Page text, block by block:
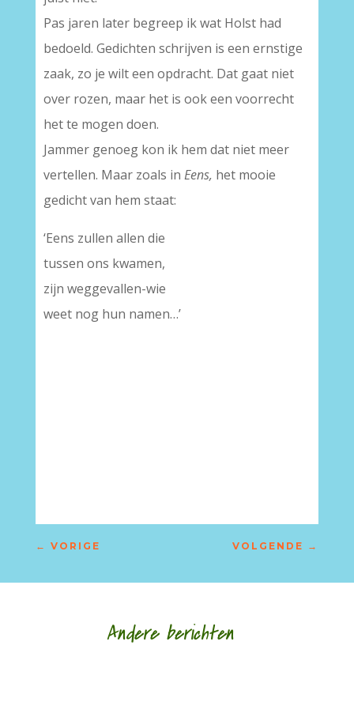
Pas jaren later begreep ik wat Holst had
bedoeld. Gedichten schrijven is een ernstige
zaak, zo je wilt een opdracht. Dat gaat niet
over rozen, maar het is ook een voorrecht
het te mogen doen.
Jammer genoeg kon ik hem dat niet meer
vertellen. Maar zoals in Eens, het mooie
gedicht van hem staat:
‘Eens zullen allen die
tussen ons kwamen,
zijn weggevallen-wie
weet nog hun namen…’
← VORIGE VOLGENDE →
Andere berichten